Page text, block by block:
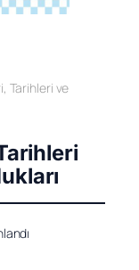
Tarihleri ve